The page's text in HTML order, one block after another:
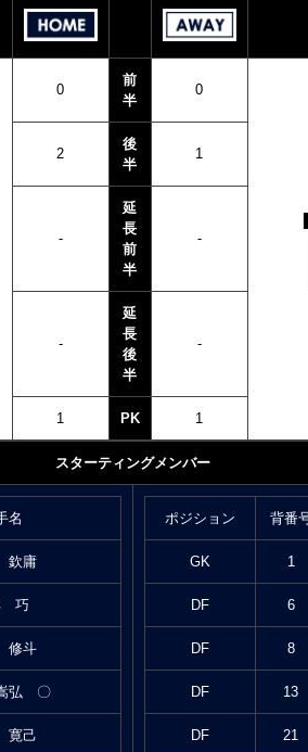
0
前
半
0
2
後
半
1
‐
延
長
前
半
‐
‐
延
長
後
半
‐
1 PK 1
スターティングメンバー
名
欽庸
巧
修斗
弘 〇
寛己
ポジション 背番
GK 1
DF 6
DF 8
DF 13
DF 21